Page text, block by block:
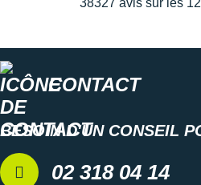
Les autres produits Hoka One One
38327 avis sur les
CONTACT
BESOIN D'UN CONSEIL
02 318 04 14